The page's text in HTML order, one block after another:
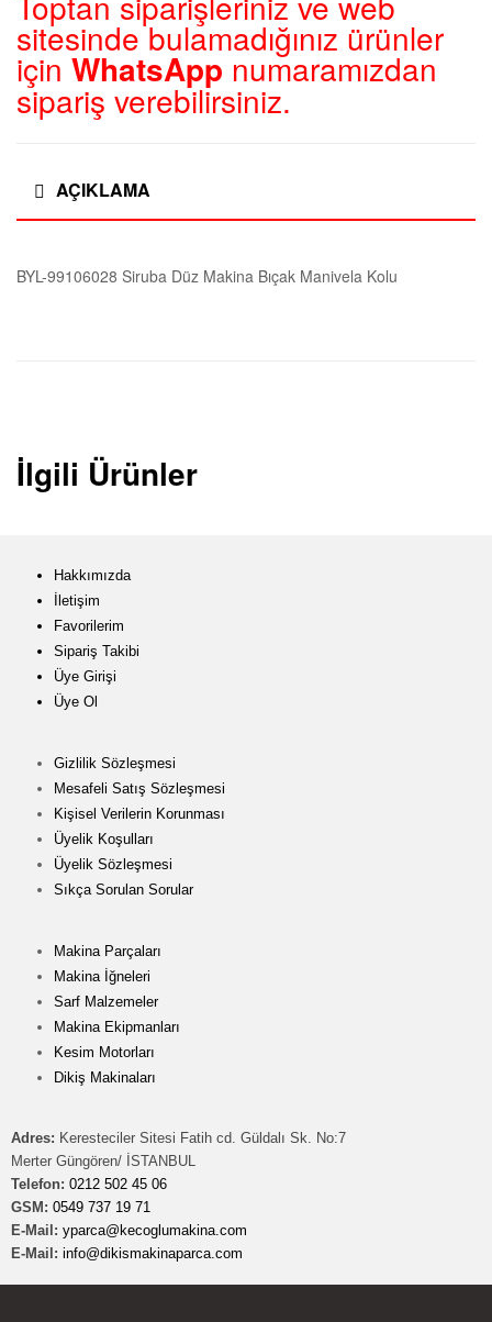
sitesinde bulamadığınız ürünler
için WhatsApp numaramızdan
sipariş verebilirsiniz.
AÇIKLAMA
BYL-99106028 Siruba Düz Makina Bıçak Manivela Kolu
İlgili Ürünler
Hakkımızda
İletişim
Favorilerim
Sipariş Takibi
Üye Girişi
Üye Ol
Gizlilik Sözleşmesi
Mesafeli Satış Sözleşmesi
Kişisel Verilerin Korunması
Üyelik Koşulları
Üyelik Sözleşmesi
Sıkça Sorulan Sorular
Makina Parçaları
Makina İğneleri
Sarf Malzemeler
Makina Ekipmanları
Kesim Motorları
Dikiş Makinaları
Adres: Keresteciler Sitesi Fatih cd. Güldalı Sk. No:7
Merter Güngören/ İSTANBUL
Telefon: 0212 502 45 06
GSM: 0549 737 19 71
E-Mail: yparca@kecoglumakina.com
E-Mail: info@dikismakinaparca.com